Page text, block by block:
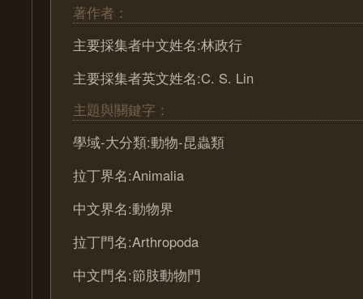
著作者：
主要採集者中文姓名:林政行
主要採集者英文姓名:C. S. Lin
主題與關鍵字：
學域-大分類:動物-昆蟲類
拉丁界名:Animalia
中文界名:動物界
拉丁門名:Arthropoda
中文門名:節肢動物門